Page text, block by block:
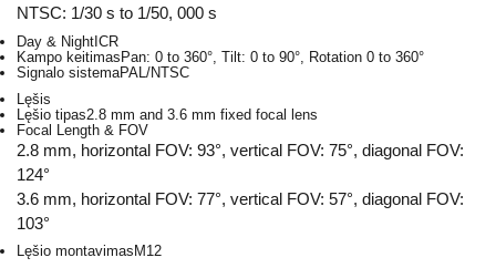
NTSC: 1/30 s to 1/50, 000 s
Day & NightICR
Kampo keitimasPan: 0 to 360°, Tilt: 0 to 90°, Rotation 0 to 360°
Signalo sistemaPAL/NTSC
Lęšis
Lęšio tipas2.8 mm and 3.6 mm fixed focal lens
Focal Length & FOV
2.8 mm, horizontal FOV: 93°, vertical FOV: 75°, diagonal FOV:
124°
3.6 mm, horizontal FOV: 77°, vertical FOV: 57°, diagonal FOV:
103°
Lęšio montavimas M12